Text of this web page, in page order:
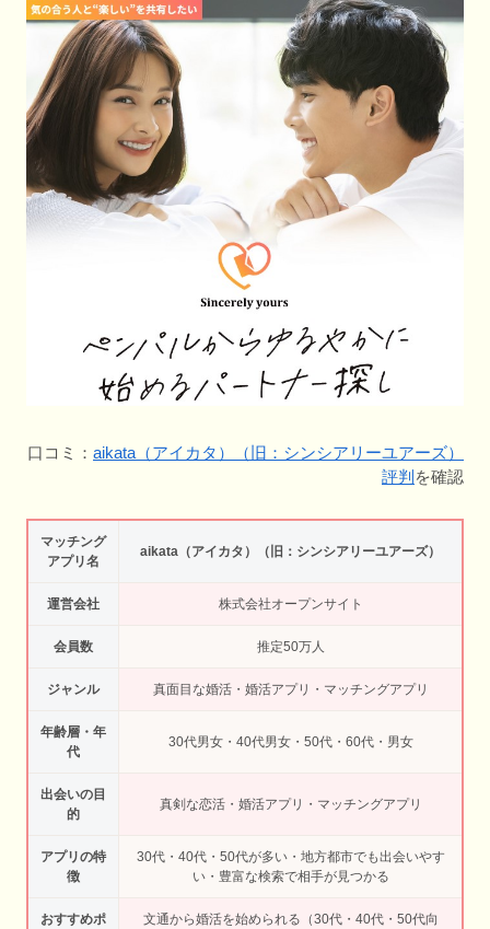
口コミ： aikata（アイカタ）（旧：シンシアリーユアーズ）
評判 を確認
マッチング
アプリ名
aikata（アイカタ）（旧：シンシアリーユアーズ）
運営会社 株式会社オープンサイト
会員数 推定50万人
ジャンル 真面目な婚活・婚活アプリ・マッチングアプリ
年齢層・年
代
30代男女・40代男女・50代・60代・男女
出会いの目
的
真剣な恋活・婚活アプリ・マッチングアプリ
アプリの特
徴
30代・40代・50代が多い・地方都市でも出会いやす
い・豊富な検索で相手が見つかる
おすすめポ
文通から婚活を始められる（30代・40代・50代向